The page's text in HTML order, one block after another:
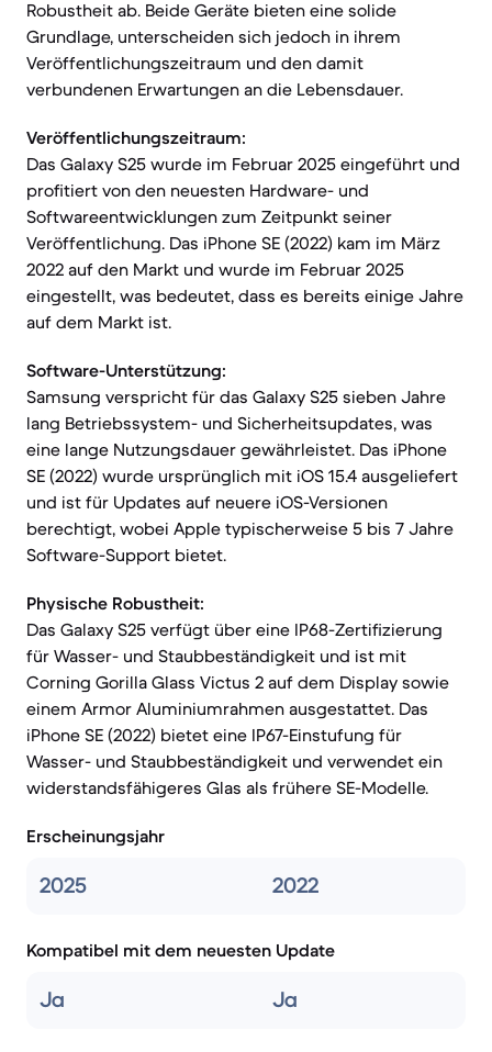
Robustheit ab. Beide Geräte bieten eine solide
Grundlage, unterscheiden sich jedoch in ihrem
Veröffentlichungszeitraum und den damit
verbundenen Erwartungen an die Lebensdauer.
Veröffentlichungszeitraum:
Das Galaxy S25 wurde im Februar 2025 eingeführt und
profitiert von den neuesten Hardware- und
Softwareentwicklungen zum Zeitpunkt seiner
Veröffentlichung. Das iPhone SE (2022) kam im März
2022 auf den Markt und wurde im Februar 2025
eingestellt, was bedeutet, dass es bereits einige Jahre
auf dem Markt ist.
Software-Unterstützung:
Samsung verspricht für das Galaxy S25 sieben Jahre
lang Betriebssystem- und Sicherheitsupdates, was
eine lange Nutzungsdauer gewährleistet. Das iPhone
SE (2022) wurde ursprünglich mit iOS 15.4 ausgeliefert
und ist für Updates auf neuere iOS-Versionen
berechtigt, wobei Apple typischerweise 5 bis 7 Jahre
Software-Support bietet.
Physische Robustheit:
Das Galaxy S25 verfügt über eine IP68-Zertifizierung
für Wasser- und Staubbeständigkeit und ist mit
Corning Gorilla Glass Victus 2 auf dem Display sowie
einem Armor Aluminiumrahmen ausgestattet. Das
iPhone SE (2022) bietet eine IP67-Einstufung für
Wasser- und Staubbeständigkeit und verwendet ein
widerstandsfähigeres Glas als frühere SE-Modelle.
Erscheinungsjahr
2025 2022
Kompatibel mit dem neuesten Update
Ja Ja